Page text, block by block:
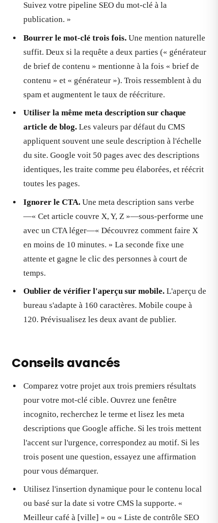
Suivez votre pipeline SEO du mot-clé à la
publication. »
Bourrer le mot-clé trois fois. Une mention naturelle
suffit. Deux si la requête a deux parties (« générateur
de brief de contenu » mentionne à la fois « brief de
contenu » et « générateur »). Trois ressemblent à du
spam et augmentent le taux de réécriture.
Utiliser la même meta description sur chaque
article de blog. Les valeurs par défaut du CMS
appliquent souvent une seule description à l'échelle
du site. Google voit 50 pages avec des descriptions
identiques, les traite comme peu élaborées, et réécrit
toutes les pages.
Ignorer le CTA. Une meta description sans verbe
—« Cet article couvre X, Y, Z »—sous-performe une
avec un CTA léger—« Découvrez comment faire X
en moins de 10 minutes. » La seconde fixe une
attente et gagne le clic des personnes à court de
temps.
Oublier de vérifier l'aperçu sur mobile. L'aperçu de
bureau s'adapte à 160 caractères. Mobile coupe à
120. Prévisualisez les deux avant de publier.
Conseils avancés
Comparez votre projet aux trois premiers résultats
pour votre mot-clé cible. Ouvrez une fenêtre
incognito, recherchez le terme et lisez les meta
descriptions que Google affiche. Si les trois mettent
l'accent sur l'urgence, correspondez au motif. Si les
trois posent une question, essayez une affirmation
pour vous démarquer.
Utilisez l'insertion dynamique pour le contenu local
ou basé sur la date si votre CMS la supporte. «
Meilleur café à [ville] » ou « Liste de contrôle SEO